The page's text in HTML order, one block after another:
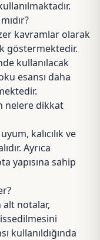
kavramlar olarak
göstermektedir.
kullanılacak
esansı daha
nelere dikkat
kalıcılık ve
Ayrıca
yapısına sahip
notalar,
kullanıldığında